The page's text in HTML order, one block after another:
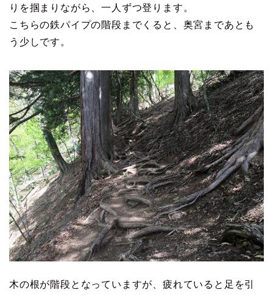
りを掴まりながら、一人ずつ登ります。
こちらの鉄パイプの階段までくると、奥宮まであとも
う少しです。
木の根が階段となっていますが、疲れていると足を引